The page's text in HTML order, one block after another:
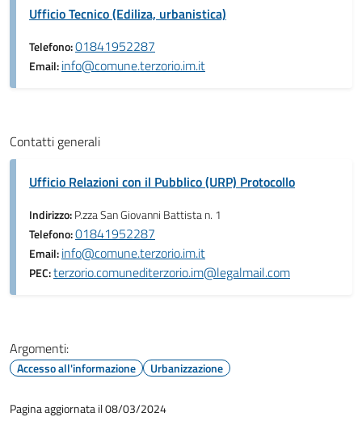
Ufficio Tecnico (Ediliza, urbanistica)
Telefono:01841952287
Email:info@comune.terzorio.im.it
Contatti generali
Ufficio Relazioni con il Pubblico (URP) Protocollo
Indirizzo:P.zza San Giovanni Battista n. 1
Telefono:01841952287
Email:info@comune.terzorio.im.it
PEC:terzorio.comunediterzorio.im@legalmail.com
Argomenti:
Accesso all'informazione Urbanizzazione
Pagina aggiornata il 08/03/2024